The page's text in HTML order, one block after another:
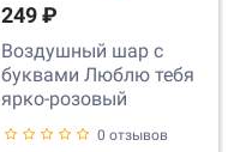
249 ₽
Воздушный шар с
буквами Люблю тебя
ярко-розовый
0 отзывов